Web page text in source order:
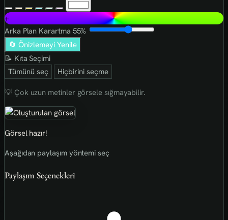
+
Arka Plan Karartma 55%
🔄 Önizlemeyi Yenile
📝 Kıta Seçimi
Tümünü seç
Hiçbirini seçme
💡 Çok uzun metinler görsele sığmayabilir.
Görsel hazır!
Aşağıdan paylaşım yöntemi seç
Paylaşım Seçenekleri